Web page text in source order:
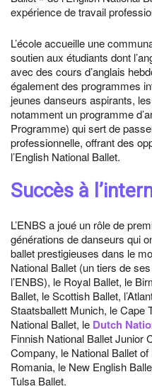
expérience de travail
L’école accueille une
soutien aux étudiants dont
avec des cours d’anglais
également des programmes
jeunes danseurs aspirants,
notamment un programme
Programme) qui sert de
professionnelle, offrant des
l’English National Ballet.
Succès à
L’ENBS a joué un rôle de
générations de danseurs qui
ballet prestigieuses dans le
National Ballet (un tiers de
l’ENBS), le Royal Ballet, le
Ballet, le Scottish Ballet,
Staatsballett Munich, le Cape
National Ballet, le Dutch
Finnish National Ballet Junior
Company, le National Ballet
Romania, le New English
Tulsa Ballet.